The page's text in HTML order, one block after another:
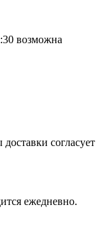
возможна
согласует
ежедневно.